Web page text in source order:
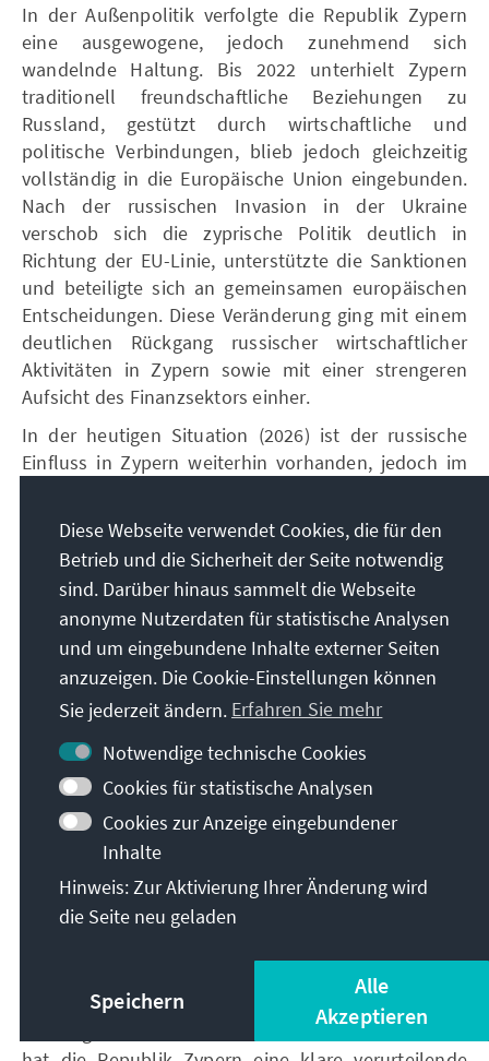
In der Außenpolitik verfolgte die Republik Zypern
eine ausgewogene, jedoch zunehmend sich
wandelnde Haltung. Bis 2022 unterhielt Zypern
traditionell freundschaftliche Beziehungen zu
Russland, gestützt durch wirtschaftliche und
politische Verbindungen, blieb jedoch gleichzeitig
vollständig in die Europäische Union eingebunden.
Nach der russischen Invasion in der Ukraine
verschob sich die zyprische Politik deutlich in
Richtung der EU-Linie, unterstützte die Sanktionen
und beteiligte sich an gemeinsamen europäischen
Entscheidungen. Diese Veränderung ging mit einem
deutlichen Rückgang russischer wirtschaftlicher
Aktivitäten in Zypern sowie mit einer strengeren
Aufsicht des Finanzsektors einher.
In der heutigen Situation (2026) ist der russische
Einfluss in Zypern weiterhin vorhanden, jedoch im
eingeschränkt. Das wirtschaftliche Gewicht hat
aufgrund von Sanktionen und Bankbeschränkungen
deutlich abgenommen, während der politische
Einfluss durch die Angleichung Zyperns an die
europäische Politik gegenüber Russland geschwächt
wurde. Soziale und kulturelle Elemente der
russischen Präsenz bestehen jedoch weiterhin fort,
insbesondere durch die russischsprachige
einen Übergang von einer Phase intensiver
wirtschaftlicher Verflechtung und starker russischer
Präsenz zu einer neuen Phase der Entkopplung und
Neuorientierung hin zum Westen, jedoch ohne
vollständiges Verschwinden der historischen
Bindungen.
Seit Beginn der russischen Invasion im Februar 2022
Diese Webseite verwendet Cookies, die für den
Betrieb und die Sicherheit der Seite notwendig
sind. Darüber hinaus sammelt die Webseite
anonyme Nutzerdaten für statistische Analysen
und um eingebundene Inhalte externer Seiten
anzuzeigen. Die Cookie-Einstellungen können
Sie jederzeit ändern. Erfahren Sie mehr
Notwendige technische Cookies
Cookies für statistische Analysen
Cookies zur Anzeige eingebundener
Inhalte
Hinweis: Zur Aktivierung Ihrer Änderung wird
die Seite neu geladen
Speichern
Alle
Akzeptieren